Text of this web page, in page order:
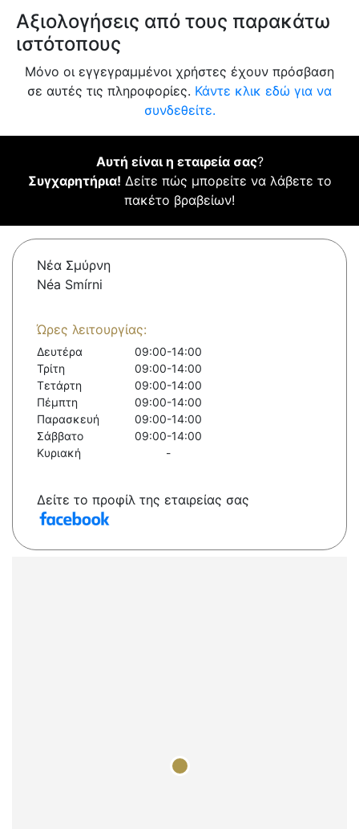
Αξιολογήσεις από τους παρακάτω
ιστότοπους
Μόνο οι εγγεγραμμένοι χρήστες έχουν πρόσβαση
σε αυτές τις πληροφορίες. Κάντε κλικ εδώ για να
συνδεθείτε.
Αυτή είναι η εταιρεία σας?
Συγχαρητήρια! Δείτε πώς μπορείτε να λάβετε το
πακέτο βραβείων!
Νέα Σμύρνη
Néa Smírni
Ώρες λειτουργίας:
Δευτέρα
09:00-14:00
Τρίτη
09:00-14:00
Τετάρτη
09:00-14:00
Πέμπτη
09:00-14:00
Παρασκευή
09:00-14:00
Σάββατο
09:00-14:00
Κυριακή
-
Δείτε το προφίλ της εταιρείας σας